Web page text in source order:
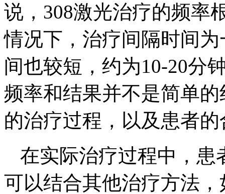
说，308激光治疗的频率
情况下，治疗间隔时间
间也较短，约为10-20分
频率和结果并不是简单
的治疗过程，以及患者
在实际治疗过程中，患
可以结合其他治疗方法